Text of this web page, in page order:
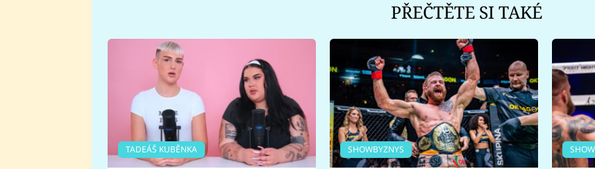
PŘEČTĚTE SI TAKÉ
TADEÁŠ KUBĚNKA SHOWBYZNYS